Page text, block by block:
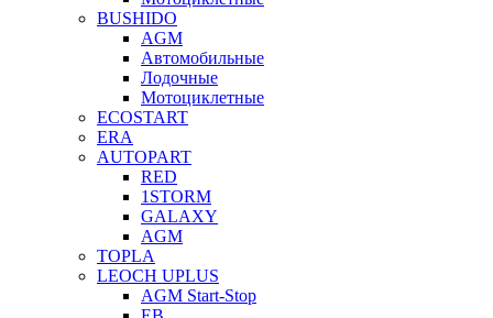
BUSHIDO
AGM
Автомобильные
Лодочные
Мотоциклетные
ECOSTART
ERA
AUTOPART
RED
1STORM
GALAXY
AGM
TOPLA
LEOCH UPLUS
AGM Start-Stop